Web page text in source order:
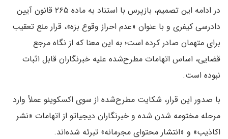
در ادامه این تصمیم، بازپرس با استناد به ماده ۲۶۵ قانون آیین
دادرسی کیفری و با عنوان «عدم احراز وقوع بزه»، قرار منع تعقیب
برای متهمان صادر کرده است؛ به این معنا که از نگاه مرجع
قضایی، اساس اتهامات مطرح‌شده علیه خبرنگاران قابل اثبات
نبوده است.
با صدور این قرار، شکایت مطرح‌شده از سوی اکسکوینو عملاً وارد
مرحله مختومه شدن شده و خبرنگاران دیجیاتو از اتهامات «نشر
اکاذیب» و «انتشار محتوای مجرمانه» تبرئه شده‌اند.